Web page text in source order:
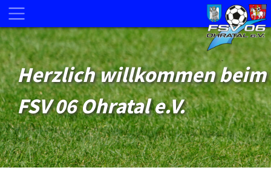
Herzlich willkommen beim
FSV 06 Ohratal e.V.